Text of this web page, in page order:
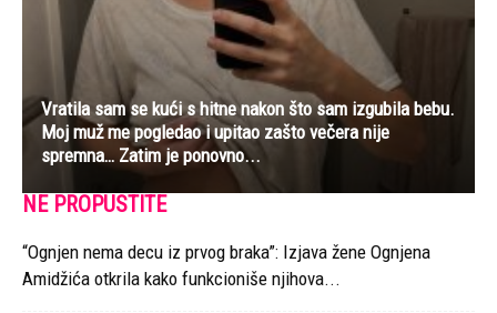
Vratila sam se kući s hitne nakon što sam izgubila bebu.
Moj muž me pogledao i upitao zašto večera nije
spremna… Zatim je ponovno...
NE PROPUSTITE
“Ognjen nema decu iz prvog braka”: Izjava žene Ognjena
Amidžića otkrila kako funkcioniše njihova...